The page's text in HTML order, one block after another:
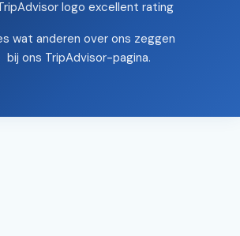
wat anderen over ons zeggen
bij ons TripAdvisor-pagina.